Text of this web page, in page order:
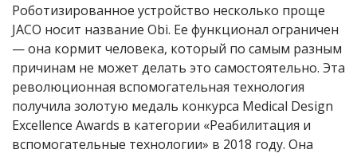
Роботизированное устройство несколько проще
JACO носит название Obi. Ее функционал ограничен
— она кормит человека, который по самым разным
причинам не может делать это самостоятельно. Эта
революционная вспомогательная технология
получила золотую медаль конкурса Medical Design
Excellence Awards в категории «Реабилитация и
вспомогательные технологии» в 2018 году. Она